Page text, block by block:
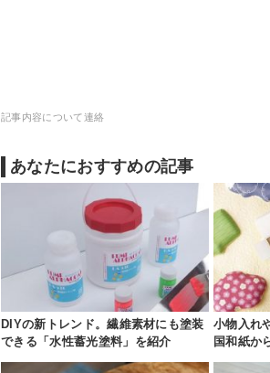
記事内容について連絡
あなたにおすすめの記事
DIYの新トレンド。繊維素材にも塗装
できる「水性蓄光塗料」を紹介
小物入れ
国和紙か